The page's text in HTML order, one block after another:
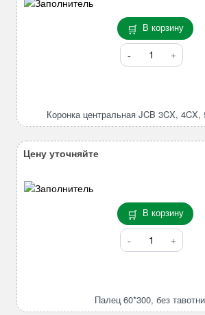
В корзину
Количество
товара
3CX,
Коронка центральная JCB 3CX, 4CX,
В корзину
Количество
товара
тавотницы
Палец 60*300, без
Цену уточняйте